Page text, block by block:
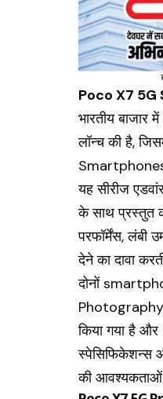
Poco X7 5G
भारतीय बाजार
लॉन्च की है,
यह सीरीज
के साथ प्रस्तुत
परफॉर्मेंस, लंबी
देने का दावा
दोनों
Photography
किया गया है
स्पेसिफिकेशन्स
की आवश्यकताओं